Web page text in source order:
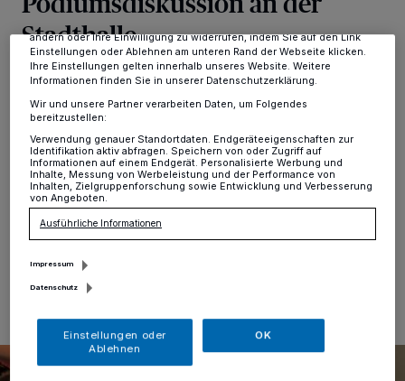
Stadthalle
Erkrath·Diesen Mittwoch findet die erste von
insgesamt zwei Podiumsdiskussionen zur
Kommunalwahl in Erkrath statt. Ab 18.30 Uhr können
sich Besucher vor der Stadthalle in Alt-Erkrath
einfinden, um den sieben Kandidaten der zur Wahl
antretenden Parteien bei der Diskussion um Erkrather
Themen zuzuhören.
24.08.2020 , 16:39 Uhr
Anzeigen möglicherweise nicht mehr so relevant für Sie. Sie können
dieses Menü jederzeit wieder aufrufen, um Ihre Einstellungen zu
ändern oder Ihre Einwilligung zu widerrufen, indem Sie auf den Link
Einstellungen oder Ablehnen am unteren Rand der Webseite klicken.
Ihre Einstellungen gelten innerhalb unseres Website. Weitere
Informationen finden Sie in unserer Datenschutzerklärung.
Wir und unsere Partner verarbeiten Daten, um Folgendes
bereitzustellen:
Verwendung genauer Standortdaten. Endgeräteeigenschaften zur
Identifikation aktiv abfragen. Speichern von oder Zugriff auf
Informationen auf einem Endgerät. Personalisierte Werbung und
Inhalte, Messung von Werbeleistung und der Performance von
Inhalten, Zielgruppenforschung sowie Entwicklung und Verbesserung
von Angeboten.
Ausführliche Informationen
Impressum
Datenschutz
Einstellungen oder
Ablehnen
OK